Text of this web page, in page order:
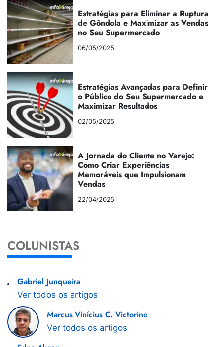
Estratégias para Eliminar a Ruptura
de Gôndola e Maximizar as Vendas
no Seu Supermercado
06/05/2025
Estratégias Avançadas para Definir
o Público do Seu Supermercado e
Maximizar Resultados
02/05/2025
A Jornada do Cliente no Varejo:
Como Criar Experiências
Memoráveis que Impulsionam
Vendas
22/04/2025
COLUNISTAS
Gabriel Junqueira
Ver todos os artigos
Marcus Vinícius C. Victorino
Ver todos os artigos